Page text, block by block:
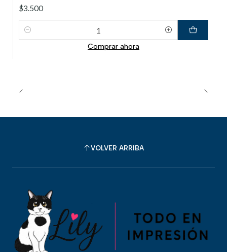
$3.500
Cantidad
Comprar ahora
VOLVER ARRIBA